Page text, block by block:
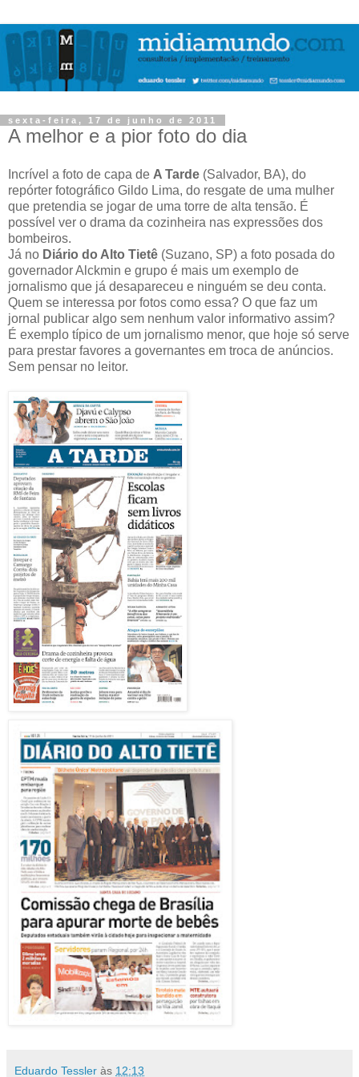
sexta-feira, 17 de junho de 2011
A melhor e a pior foto do dia
Incrível a foto de capa de A Tarde (Salvador, BA), do
repórter fotográfico Gildo Lima, do resgate de uma mulher
que pretendia se jogar de uma torre de alta tensão. É
possível ver o drama da cozinheira nas expressões dos
bombeiros.
Já no Diário do Alto Tietê (Suzano, SP) a foto posada do
governador Alckmin e grupo é mais um exemplo de
jornalismo que já desapareceu e ninguém se deu conta.
Quem se interessa por fotos como essa? O que faz um
jornal publicar algo sem nenhum valor informativo assim?
É exemplo típico de um jornalismo menor, que hoje só serve
para prestar favores a governantes em troca de anúncios.
Sem pensar no leitor.
Eduardo Tessler às 12:13